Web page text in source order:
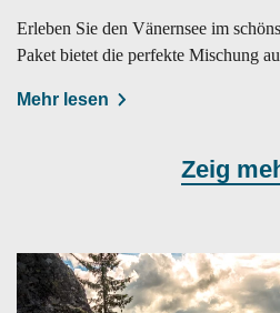
Erleben Sie den Vänernsee im
Paket bietet die perfekte Mischung
Mehr lesen
Zeig